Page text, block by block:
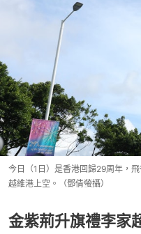
今日（1日）是香港回歸29周年，
越維港上空。（鄧倩螢攝）
金紫荊升旗禮李